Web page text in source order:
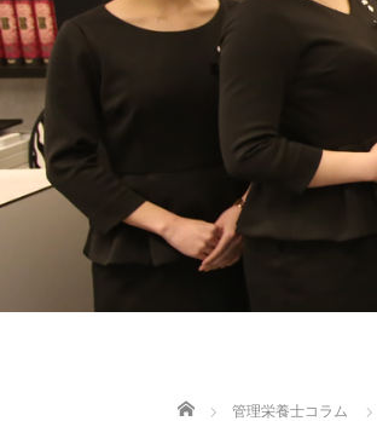
ホーム 管理栄養士コラム